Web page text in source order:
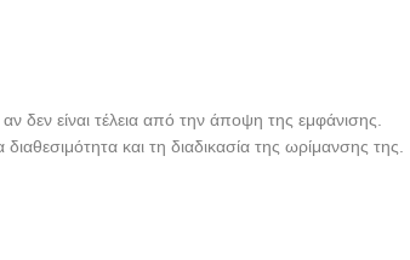
δεν είναι τέλεια από την άποψη της εμφάνισης.
και τη διαδικασία της ωρίμανσης της.